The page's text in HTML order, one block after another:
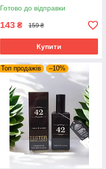
Готово до відправки
143 ₴ 159 ₴
Купити
Топ продажів –10%